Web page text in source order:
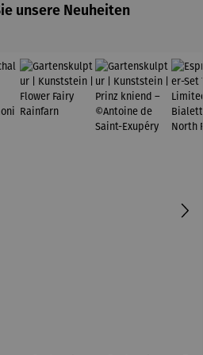
unsere Neuheiten